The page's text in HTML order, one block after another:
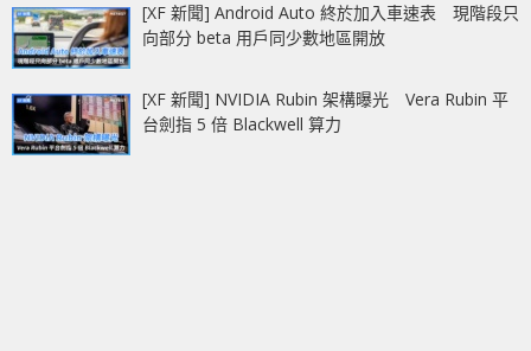
[XF 新聞] Android Auto 終於加入車速表 現階段只
向部分 beta 用戶同少數地區開放
[XF 新聞] NVIDIA Rubin 架構曝光 Vera Rubin 平
台劍指 5 倍 Blackwell 算力